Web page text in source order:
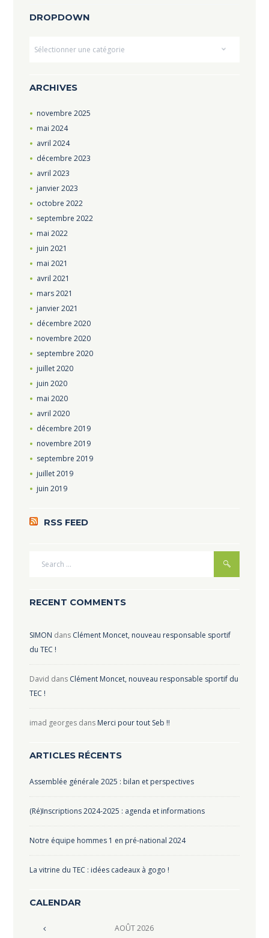
DROPDOWN
ARCHIVES
novembre 2025
mai 2024
avril 2024
décembre 2023
avril 2023
janvier2023
octobre 2022
septembre 2022
mai 2022
juin 2021
mai 2021
avril 2021
mars2021
janvier2021
décembre 2020
novembre 2020
septembre 2020
juillet2020
juin 2020
mai 2020
avril 2020
décembre 2019
novembre 2019
septembre 2019
juillet2019
juin 2019
RSS FEED
RECENT COMMENTS
SIMON dans Clément Moncet, nouveau responsable sportif
du TEC !
David dans Clément Moncet, nouveau responsable sportif du
TEC !
imad georgesdans Merci pour tout Seb !!
ARTICLES RÉCENTS
Assemblée générale 2025 : bilan et perspectives
(Ré)Inscriptions 2024-2025 : agenda et informations
Notre équipe hommes 1 en pré-national 2024
La vitrine du TEC : idées cadeaux à gogo !
CALENDAR
AOÛT2026